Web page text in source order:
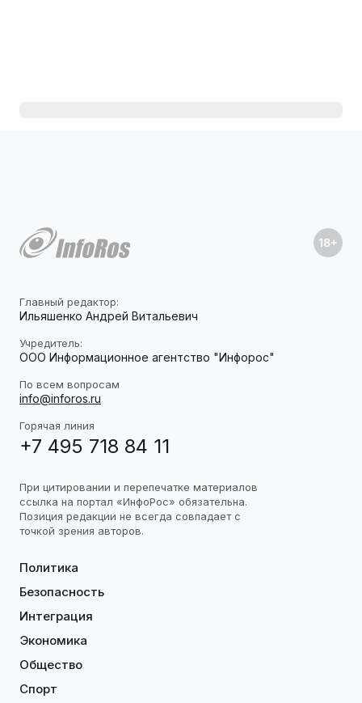
Главный редактор:
Ильяшенко Андрей Витальевич
Учредитель:
ООО Информационное агентство "Инфорос"
По всем вопросам
info@inforos.ru
Горячая линия
+7 495 718 84 11
При цитировании и перепечатке материалов
ссылка на портал «ИнфоРос» обязательна.
Позиция редакции не всегда совпадает с
точкой зрения авторов.
Политика
Безопасность
Интеграция
Экономика
Общество
Спорт